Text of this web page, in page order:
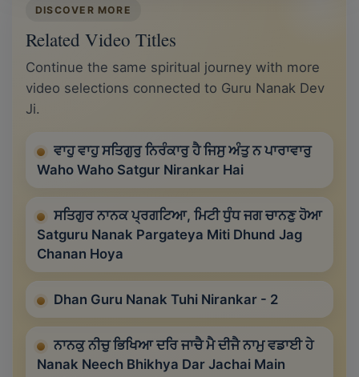
DISCOVER MORE
Related Video Titles
Continue the same spiritual journey with more
video selections connected to Guru Nanak Dev
Ji.
ਵਾਹੁ ਵਾਹੁ ਸਤਿਗੁਰੁ ਨਿਰੰਕਾਰੁ ਹੈ ਜਿਸੁ ਅੰਤੁ ਨ ਪਾਰਾਵਾਰੁ
Waho Waho Satgur Nirankar Hai
ਸਤਿਗੁਰ ਨਾਨਕ ਪ੍ਰਗਟਿਆ, ਮਿਟੀ ਧੁੰਧ ਜਗ ਚਾਨਣੁ ਹੋਆ
Satguru Nanak Pargateya Miti Dhund Jag
Chanan Hoya
Dhan Guru Nanak Tuhi Nirankar - 2
ਨਾਨਕੁ ਨੀਚੁ ਭਿਖਿਆ ਦਰਿ ਜਾਚੈ ਮੈ ਦੀਜੈ ਨਾਮੁ ਵਡਾਈ ਹੇ
Nanak Neech Bhikhya Dar Jachai Main